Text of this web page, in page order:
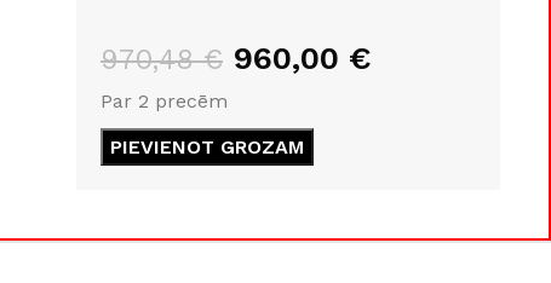
Apakšklāji
Grīdlīstes un aksesuāri
970,48€ 960,00 €
Par 2 precēm
PIEVIENOT GROZAM